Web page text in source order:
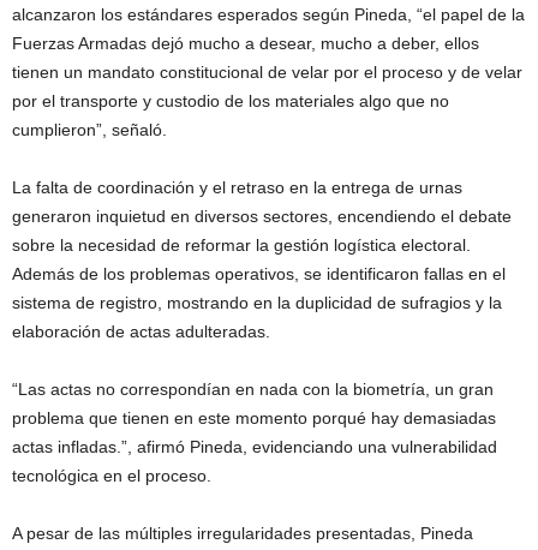
alcanzaron los estándares esperados según Pineda, “el papel de la
Fuerzas Armadas dejó mucho a desear, mucho a deber, ellos
tienen un mandato constitucional de velar por el proceso y de velar
por el transporte y custodio de los materiales algo que no
cumplieron”, señaló.
La falta de coordinación y el retraso en la entrega de urnas
generaron inquietud en diversos sectores, encendiendo el debate
sobre la necesidad de reformar la gestión logística electoral.
Además de los problemas operativos, se identificaron fallas en el
sistema de registro, mostrando en la duplicidad de sufragios y la
elaboración de actas adulteradas.
“Las actas no correspondían en nada con la biometría, un gran
problema que tienen en este momento porqué hay demasiadas
actas infladas.”, afirmó Pineda, evidenciando una vulnerabilidad
tecnológica en el proceso.
A pesar de las múltiples irregularidades presentadas, Pineda